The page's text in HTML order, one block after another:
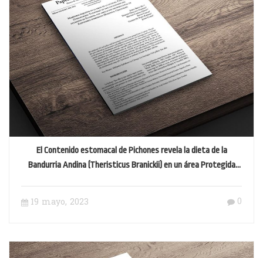
El Contenido estomacal de Pichones revela la dieta de la
Bandurria Andina (Theristicus Branickii) en un área Protegida
19 mayo, 2023 0